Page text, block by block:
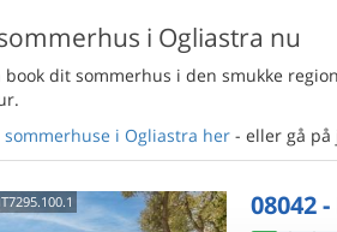
i Ogliastra nu
book dit sommerhus i den smukke
sommerhuse i Ogliastra her - eller gå
08042